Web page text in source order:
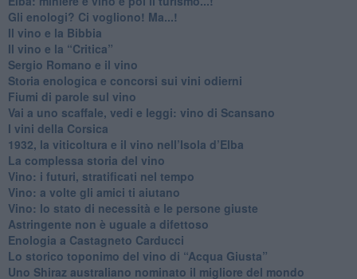
​Gli enologi? Ci vogliono! Ma...!
​Il vino e la Bibbia
​Il vino e la “Critica”
Sergio Romano e il vino
​Storia enologica e concorsi sui vini odierni
Fiumi di parole sul vino
​Vai a uno scaffale, vedi e leggi: vino di Scansano
​I vini della Corsica
​1932, la viticoltura e il vino nell’Isola d’Elba
​La complessa storia del vino
​Vino: i futuri, stratificati nel tempo
Vino: a volte gli amici ti aiutano
Vino: lo stato di necessità e le persone giuste
​Astringente non è uguale a difettoso
Enologia a Castagneto Carducci
Lo storico toponimo del vino di “Acqua Giusta”
Uno Shiraz australiano nominato il migliore del mondo